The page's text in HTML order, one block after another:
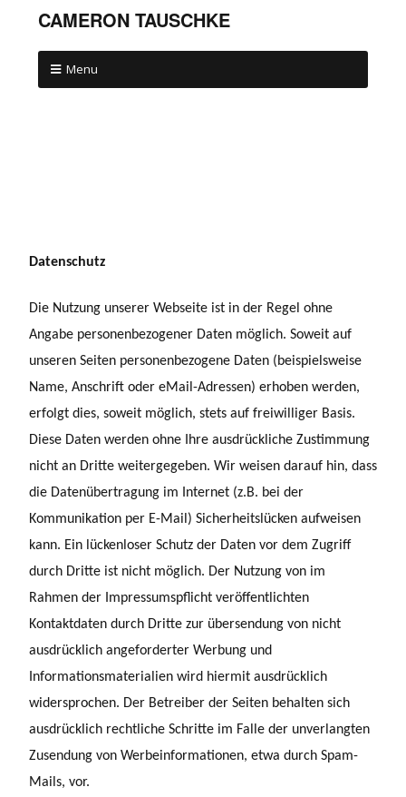
CAMERON TAUSCHKE
Menu
Datenschutz
Die Nutzung unserer Webseite ist in der Regel ohne
Angabe personenbezogener Daten möglich. Soweit auf
unseren Seiten personenbezogene Daten (beispielsweise
Name, Anschrift oder eMail-Adressen) erhoben werden,
erfolgt dies, soweit möglich, stets auf freiwilliger Basis.
Diese Daten werden ohne Ihre ausdrückliche Zustimmung
nicht an Dritte weitergegeben. Wir weisen darauf hin, dass
die Datenübertragung im Internet (z.B. bei der
Kommunikation per E-Mail) Sicherheitslücken aufweisen
kann. Ein lückenloser Schutz der Daten vor dem Zugriff
durch Dritte ist nicht möglich. Der Nutzung von im
Rahmen der Impressumspflicht veröffentlichten
Kontaktdaten durch Dritte zur übersendung von nicht
ausdrücklich angeforderter Werbung und
Informationsmaterialien wird hiermit ausdrücklich
widersprochen. Der Betreiber der Seiten behalten sich
ausdrücklich rechtliche Schritte im Falle der unverlangten
Zusendung von Werbeinformationen, etwa durch Spam-
Mails, vor.